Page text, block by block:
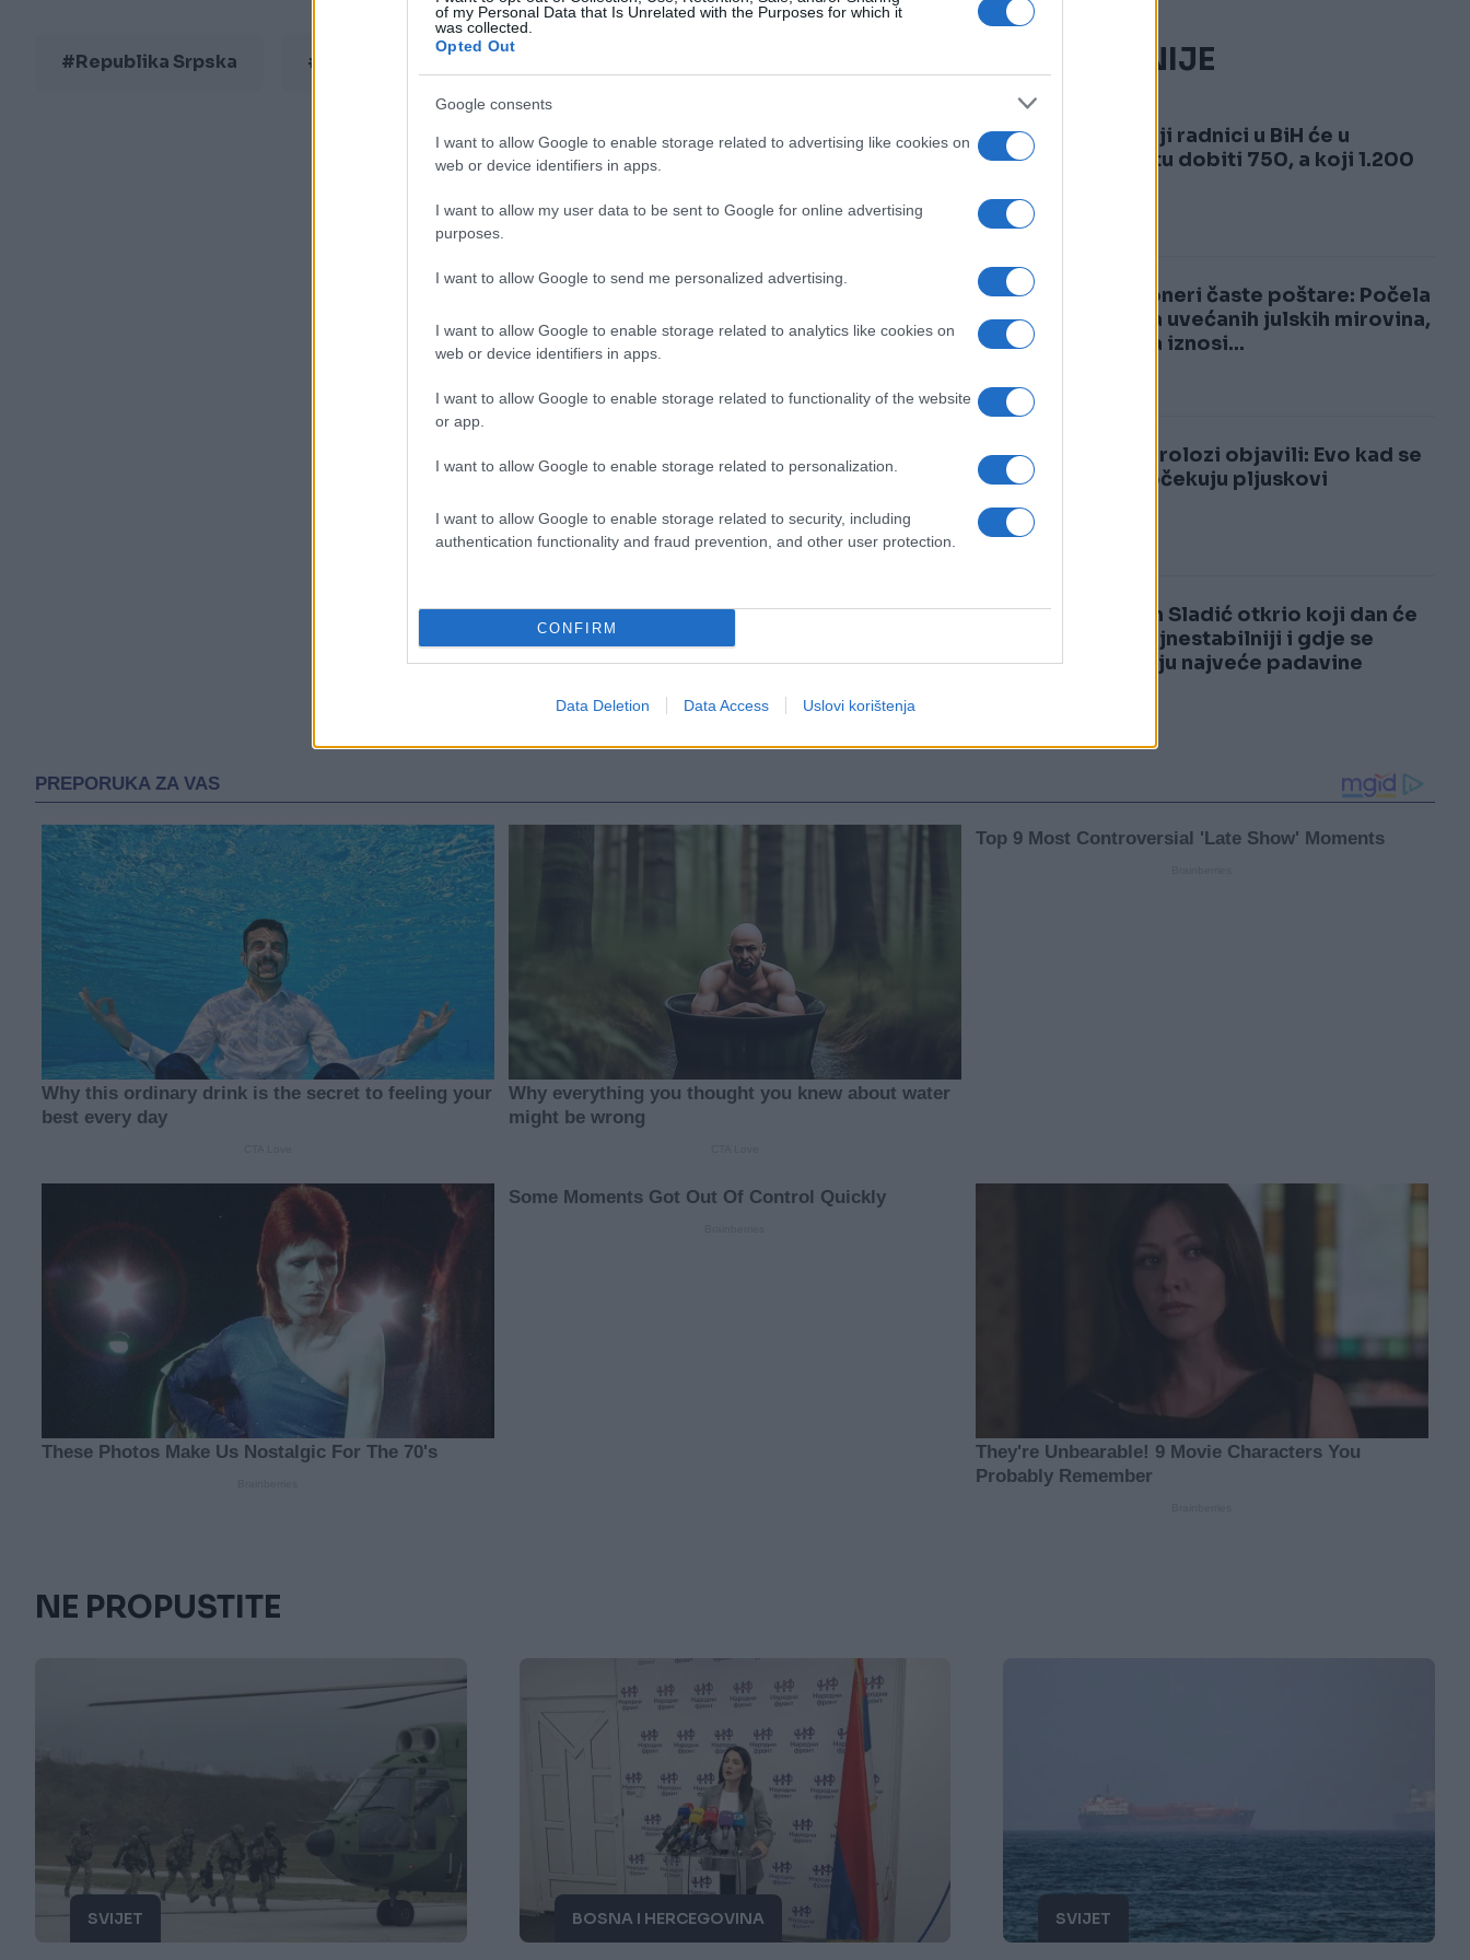
of my Personal Data that Is Unrelated with the Purposes for which it
was collected.
Opted Out
Google consents
I want to allow Google to enable storage related to advertising like cookies on
web or device identifiers in apps.
I want to allow my user data to be sent to Google for online advertising
purposes.
I want to allow Google to send me personalized advertising.
I want to allow Google to enable storage related to analytics like cookies on
web or device identifiers in apps.
I want to allow Google to enable storage related to functionality of the website
or app.
I want to allow Google to enable storage related to personalization.
I want to allow Google to enable storage related to security, including
authentication functionality and fraud prevention, and other user protection.
CONFIRM
Data Deletion Data Access Uslovi korištenja
#Republika Srpska #lobisti NAJČITANIJE
1
Evo koji radnici u BiH će u
avgustu dobiti 750, a koji 1.200
2
Penzioneri časte poštare: Počela
isplata uvećanih julskih mirovina,
najniža iznosi...
3
Meteorolozi objavili: Evo kad se
u BiH očekuju pljuskovi
4
Nedim Sladić otkrio koji dan će
biti najnestabilniji i gdje se
očekuju najveće padavine
NE PROPUSTITE
SVIJET BOSNA I HERCEGOVINA SVIJET